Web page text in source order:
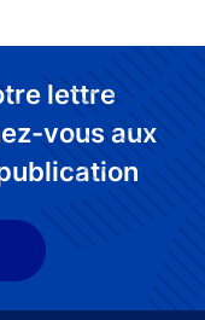
lettre
vous aux